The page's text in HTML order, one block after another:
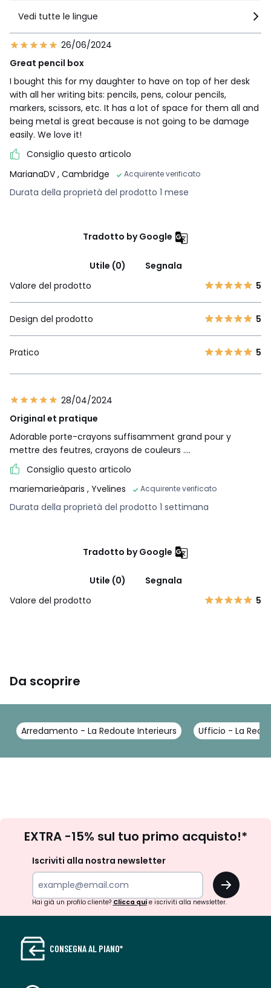
Vedi tutte le lingue
26/06/2024
Great pencil box
I bought this for my daughter to have on top of her desk
with all her writing bits: pencils, pens, colour pencils,
markers, scissors, etc. It has a lot of space for them all and
being metal is great because is not going to be damage
easily. We love it!
Consiglio questo articolo
MarianaDV , Cambridge Acquirente verificato
Durata della proprietà del prodotto 1 mese
Tradotto by Google
Utile (0)
Segnala
Valore del prodotto
5
Design del prodotto 5
Pratico 5
28/04/2024
Original et pratique
Adorable porte-crayons suffisamment grand pour y
mettre des feutres, crayons de couleurs ....
Consiglio questo articolo
mariemarieàparis , Yvelines Acquirente verificato
Durata della proprietà del prodotto 1 settimana
Tradotto by Google
Utile (0)
Segnala
Valore del prodotto
5
Da scoprire
Arredamento - La Redoute Interieurs Ufficio - La
newsletter
EXTRA -15% sul tuo primo acquisto!*
Iscriviti alla nostra newsletter
OK
Hai già un profilo cliente?Clicca quie iscriviti alla newsletter.
CONSEGNA AL PIANO*